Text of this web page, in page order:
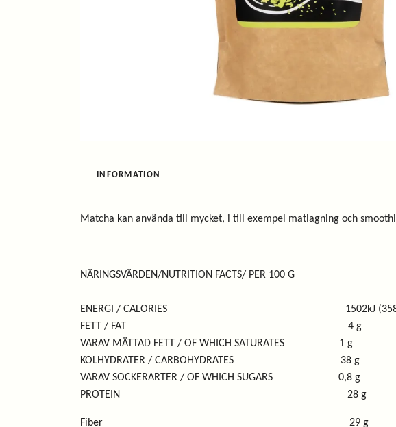
INFORMATION
Matcha kan använda till mycket, i till exempel matlagning och
NÄRINGSVÄRDEN/NUTRITION FACTS/ PER 100 G
ENERGI / CALORIES 1502kJ
FETT / FAT 4 g
VARAV MÄTTAD FETT / OF WHICH SATURATES 1 g
KOLHYDRATER / CARBOHYDRATES 38 g
VARAV SOCKERARTER / OF WHICH SUGARS 0,8 g
PROTEIN 28 g
Fiber 29 g